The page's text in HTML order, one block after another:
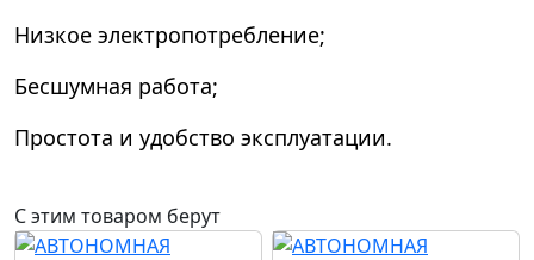
Низкое электропотребление;
Бесшумная работа;
Простота и удобство эксплуатации.
С этим товаром берут